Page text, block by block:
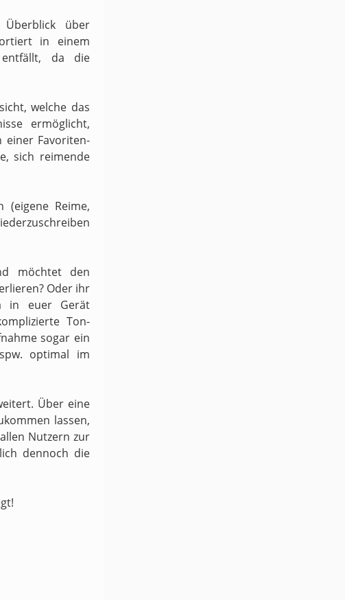
über
in einem
entfällt, da die
welche das
ermöglicht,
einer Favoriten-
sich reimende
(eigene Reime,
möchtet den
Oder ihr
in euer Gerät
Ton-
sogar ein
optimal im
Über eine
lassen,
Nutzern zur
dennoch die